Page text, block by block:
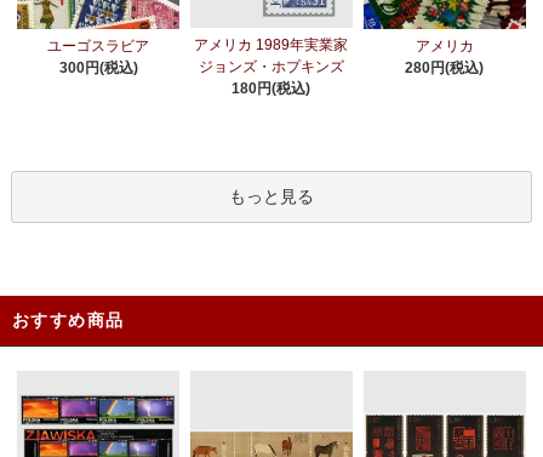
ユーゴスラビア
300円(税込)
アメリカ 1989年実業家
ジョンズ・ホプキンズ
180円(税込)
アメリカ
280円(税込)
もっと見る
おすすめ商品